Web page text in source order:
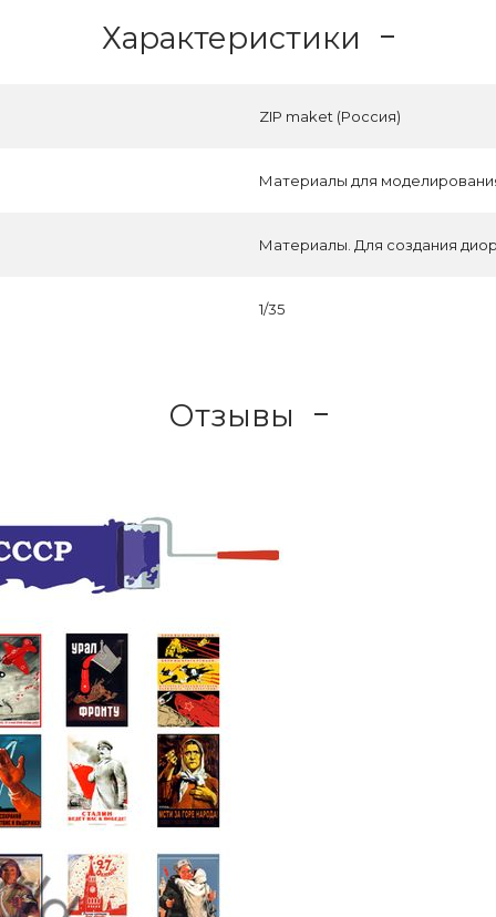
Характеристики
ZIP maket (Россия)
Материалы для
Материалы. Для создания
1/35
Отзывы